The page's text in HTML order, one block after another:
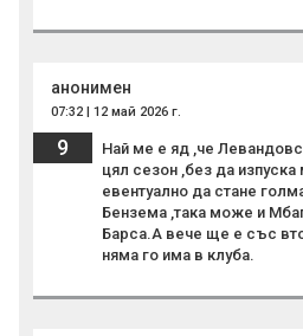
анонимен
07:32 | 12 май 2026 г.
9
Най ме е яд ,че
цял сезон ,без да
евентуално да стане
Бензема ,така може и
Барса.А вече ще е със
няма го има в клуба.